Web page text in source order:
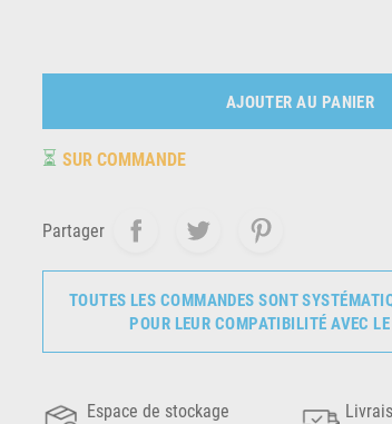
AJOUTER AU PANIER
⏳ SUR COMMANDE
Partager
TOUTES LES COMMANDES SONT
POUR LEUR COMPATIBILITÉ AVEC
Espace de stockage